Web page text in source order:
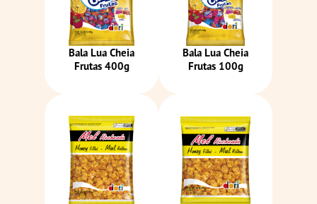
Bala Lua Cheia
Frutas 400g
Bala Lua Cheia
Frutas 100g